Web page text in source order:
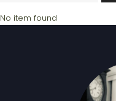
No item found